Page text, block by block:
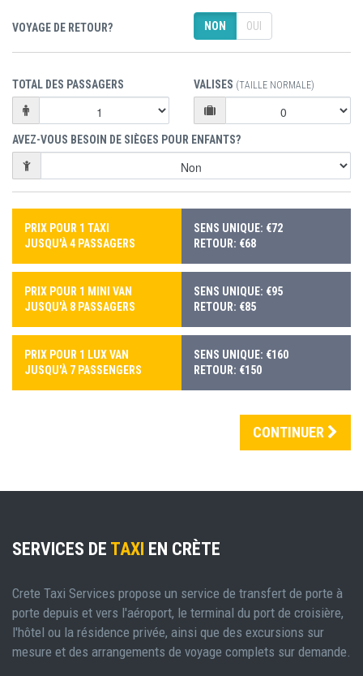
VOYAGE DE RETOUR? NON OUI
TOTAL DES PASSAGERS VALISES (TAILLE NORMALE)
AVEZ-VOUS BESOIN DE SIÈGES POUR ENFANTS?
PRIX POUR 1 TAXI
JUSQU'À 4 PASSAGERS
SENS UNIQUE: €72
RETOUR: €68
PRIX POUR 1 MINI VAN
JUSQU'À 8 PASSAGERS
SENS UNIQUE: €95
RETOUR: €85
PRIX POUR 1 LUX VAN
JUSQU'À 7 PASSENGERS
SENS UNIQUE: €160
RETOUR: €150
CONTINUER
SERVICES DE TAXI EN CRÈTE
Crete Taxi Services propose un service de transfert de porte à
porte depuis et vers l'aéroport, le terminal du port de croisière,
l'hôtel ou la résidence privée, ainsi que des excursions sur
mesure et des arrangements de voyage complets sur demande.